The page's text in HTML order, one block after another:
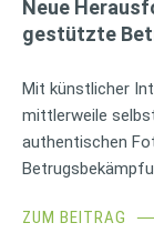
Neue
gestützte
Mit künstlicher
mittlerweile
authentischen
ZUM BEITRAG